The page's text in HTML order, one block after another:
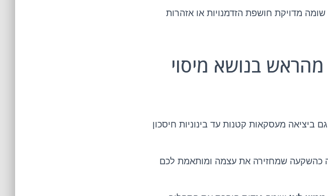
מדויקת חושפת הזדמנויות או אזהרות
מהראש בנושא מיסוי
גם ביציאה מעסקאות קטנות עד בינוניות חיסכון
כהשקעה שמחזירה את עצמה ומותאמת לכם